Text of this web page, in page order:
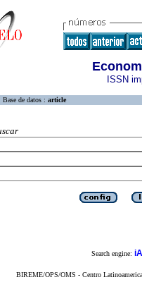
ISSN
Base de datos : article
Search engine:
BIREME/OPS/OMS - Centro